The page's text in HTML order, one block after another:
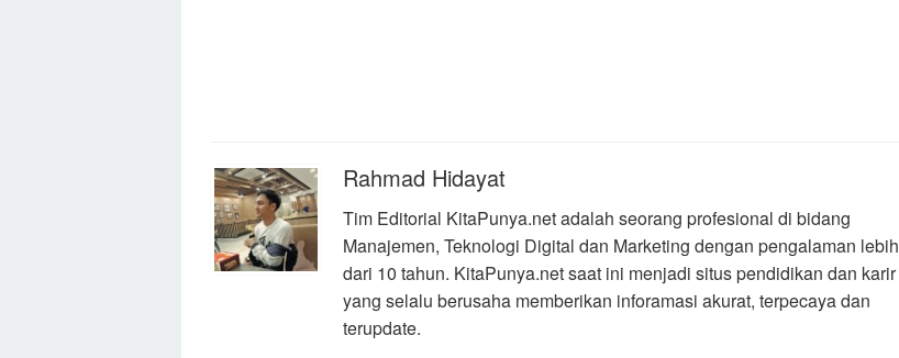
Rahmad Hidayat
Tim Editorial KitaPunya.net adalah seorang profesional di bidang
Manajemen, Teknologi Digital dan Marketing dengan pengalaman lebih
dari 10 tahun. KitaPunya.net saat ini menjadi situs pendidikan dan karir
yang selalu berusaha memberikan inforamasi akurat, terpecaya dan
terupdate.